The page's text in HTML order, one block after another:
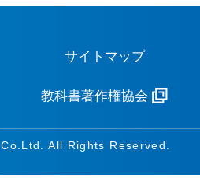
サイトマップ
教科書著作権協会
All Rights Reserved.